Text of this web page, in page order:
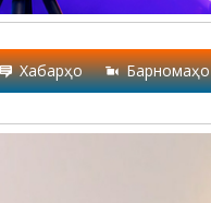
Хабарҳо Барномаҳо